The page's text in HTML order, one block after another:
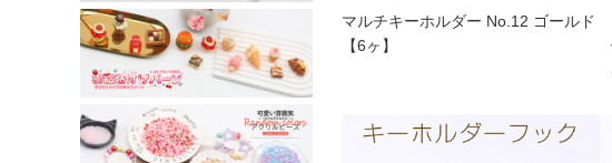
マルチキーホルダー No.12 ゴールド
【6ヶ】